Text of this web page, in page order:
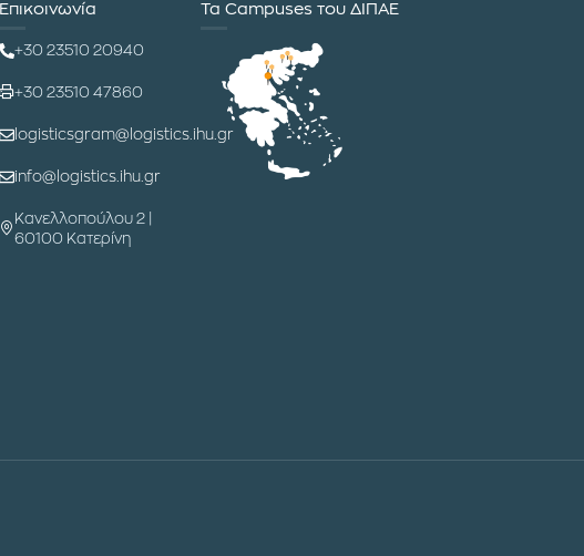
Επικοινωνία
+30 23510 20940
+30 23510 47860
logisticsgram@logistics.ihu.gr
info@logistics.ihu.gr
Κανελλοπούλου 2 |
60100 Κατερίνη
Τα Campuses του ΔΙΠΑΕ